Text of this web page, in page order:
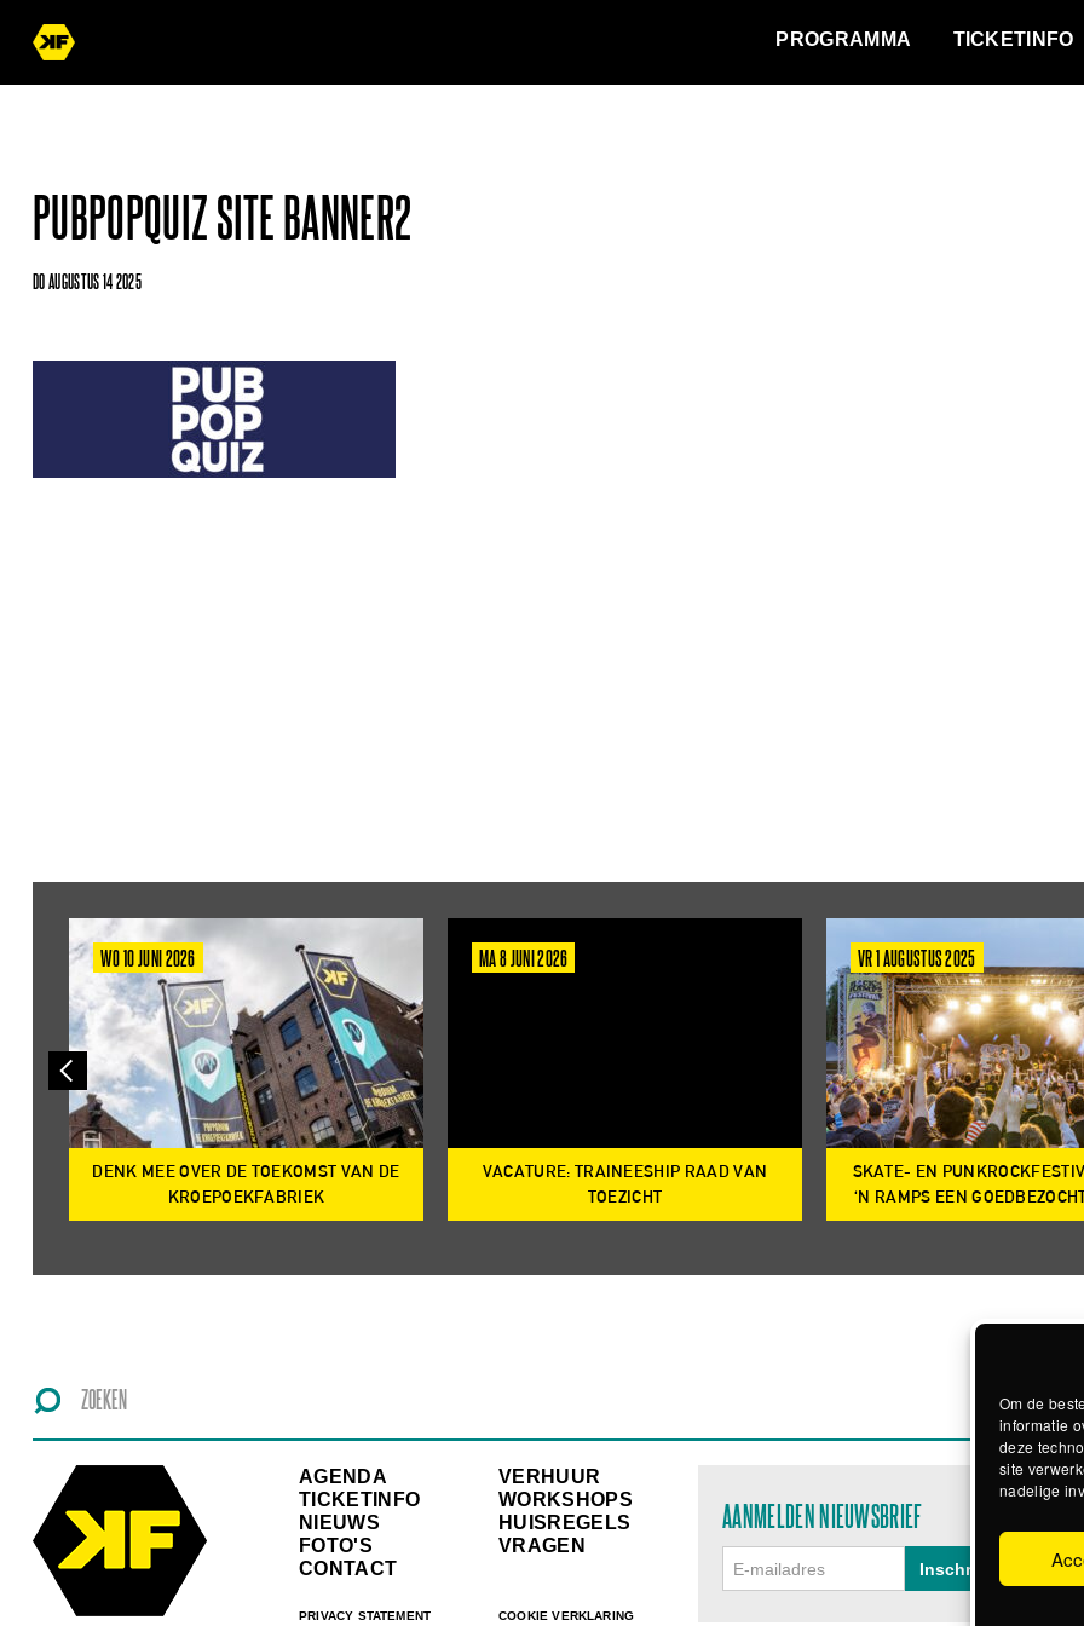
Om de
informatie
deze
site
nadelige
PROGRAMMA TICKETINFO
PUBPOPQUIZ SITE BANNER2
DO AUGUSTUS 14 2025
WO 10 JUNI 2026
DENK MEE OVER DE TOEKOMST VAN DE
KROEPOEKFABRIEK
MA 8 JUNI 2026
VACATURE: TRAINEESHIP RAAD VAN
TOEZICHT
VR 1 AUGUSTUS 2025
SKATE- EN
‘N RAMPS EEN
AGENDA
TICKETINFO
NIEUWS
FOTO'S
CONTACT
PRIVACY STATEMENT
VERHUUR
WORKSHOPS
HUISREGELS
VRAGEN
COOKIE VERKLARING
AANMELDEN NIEUWSBRIEF